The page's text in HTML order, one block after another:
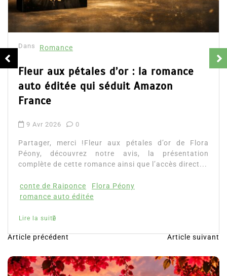
Dans Romance
Fleur aux pétales d’or : la romance
auto éditée qui séduit Amazon
France
9 Avr 2026 0
Partager, merci !Fleur aux pétales d’or de Flora
Péony, découvrez notre avis, la présentation
complète de cette romance ainsi que l’accès direct...
conte de Raiponce
Flora Péony
romance auto éditée
Lire la suite
N
a
v
Article précédent Article suivant